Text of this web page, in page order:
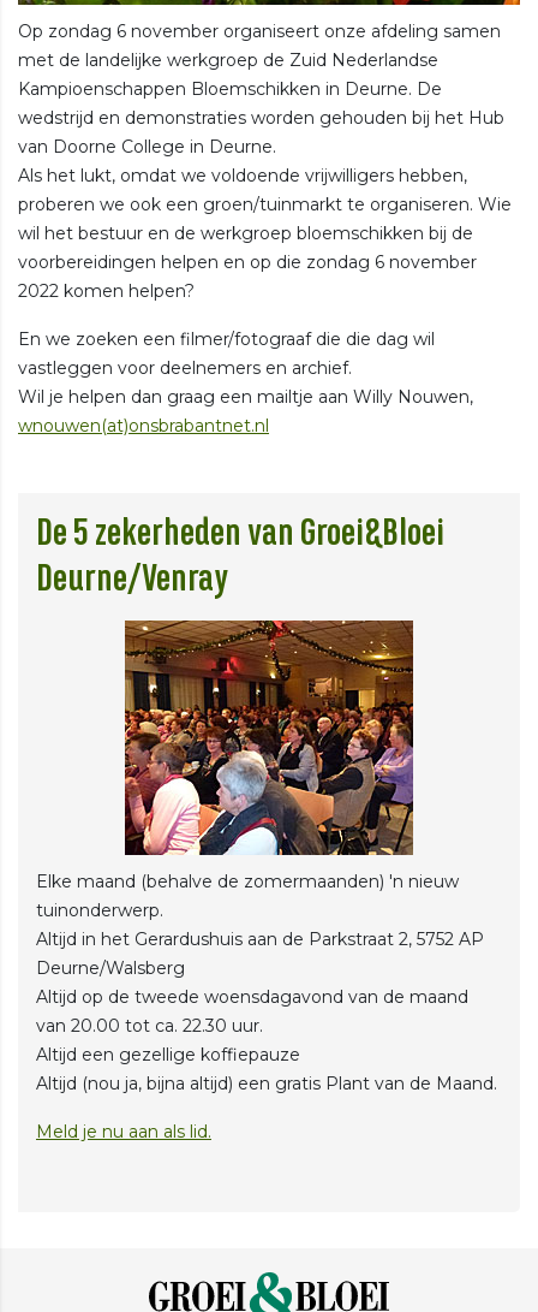
Op zondag 6 november organiseert onze afdeling samen
met de landelijke werkgroep de Zuid Nederlandse
Kampioenschappen Bloemschikken in Deurne. De
wedstrijd en demonstraties worden gehouden bij het Hub
van Doorne College in Deurne.
Als het lukt, omdat we voldoende vrijwilligers hebben,
proberen we ook een groen/tuinmarkt te organiseren. Wie
wil het bestuur en de werkgroep bloemschikken bij de
voorbereidingen helpen en op die zondag 6 november
2022 komen helpen?
En we zoeken een filmer/fotograaf die die dag wil
vastleggen voor deelnemers en archief.
Wil je helpen dan graag een mailtje aan Willy Nouwen,
wnouwen(at)onsbrabantnet.nl
De 5 zekerheden van Groei&Bloei
Deurne/Venray
Elke maand (behalve de zomermaanden) 'n nieuw
tuinonderwerp.
Altijd in het Gerardushuis aan de Parkstraat 2, 5752 AP
Deurne/Walsberg
Altijd op de tweede woensdagavond van de maand
van 20.00 tot ca. 22.30 uur.
Altijd een gezellige koffiepauze
Altijd (nou ja, bijna altijd) een gratis Plant van de Maand.
Meld je nu aan als lid.